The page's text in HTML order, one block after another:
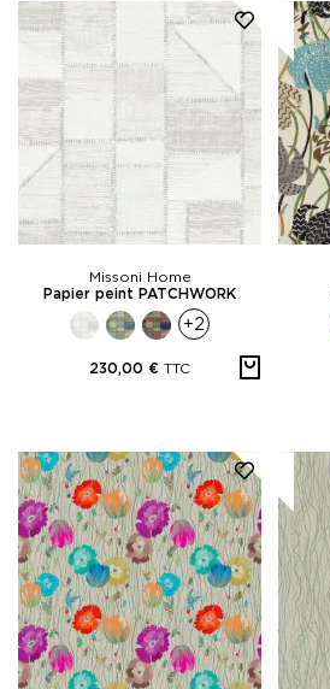
Missoni Home
Papier peint PATCHWORK
+2
230,00 € TTC